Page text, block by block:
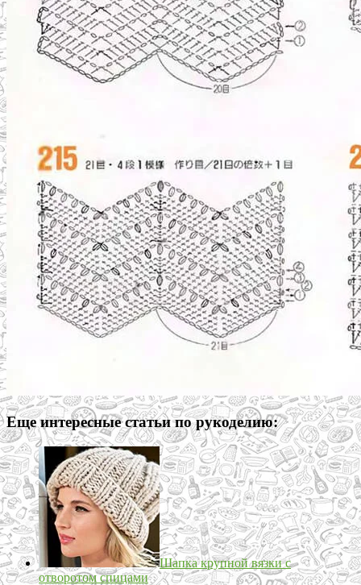
Еще интересные статьи по рукоделию:
Шапка крупной вязки с
отворотом спицами